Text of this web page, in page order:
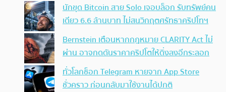
นักขุด Bitcoin สาย Solo เจอบล็อก รับทรัพย์คน
เดียว 6.6 ล้านบาท ไม่สนวิกฤตศรัทธาคริปโทฯ
Bernstein เตือนหากกฎหมาย CLARITY Act ไม่
ผ่าน อาจกดดันราคาคริปโตให้ดิ่งลงอีกระลอก
ทั่วโลกช็อก Telegram หายจาก App Store
ชั่วคราว ก่อนกลับมาใช้งานได้ปกติ